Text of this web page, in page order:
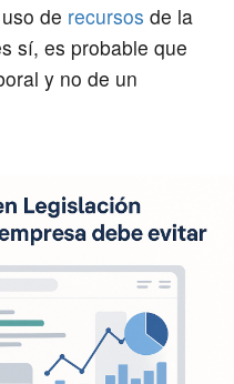
de recursos de la
sí, es probable que
y no de un